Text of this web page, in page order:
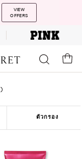
VIEW
OFFERS
)
ตัวกรอง